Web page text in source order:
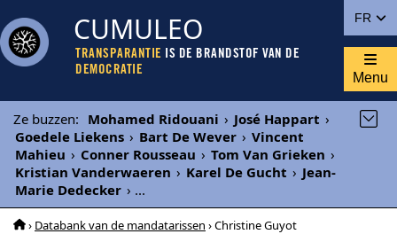
FR
CUMULEO
TRANSPARANTIE IS DE BRANDSTOF VAN DE
DEMOCRATIE
Menu
Ze buzzen: Mohamed Ridouani › José Happart ›
Goedele Liekens › Bart De Wever › Vincent
Mahieu › Conner Rousseau › Tom Van Grieken ›
Kristian Vanderwaeren › Karel De Gucht › Jean-
Marie Dedecker › ...
› Databank van de mandatarissen › Christine Guyot